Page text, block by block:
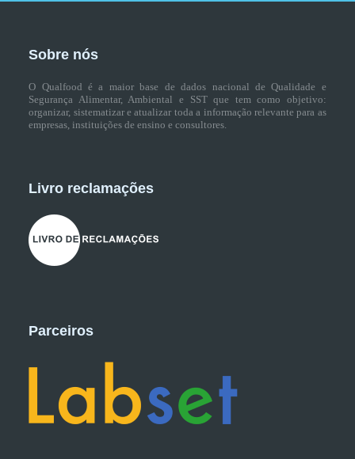
Sobre nós
O Qualfood é a maior base de dados nacional de Qualidade e
Segurança Alimentar, Ambiental e SST que tem como objetivo:
organizar, sistematizar e atualizar toda a informação relevante para as
empresas, instituições de ensino e consultores.
Livro reclamações
Parceiros